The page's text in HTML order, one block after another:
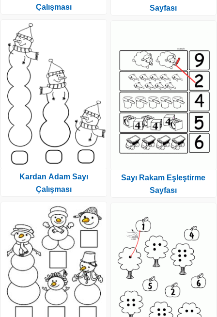
Çalışması
Kardan Adam Sayı
Çalışması
Sayfası
Sayı Rakam Eşleştirme
Sayfası